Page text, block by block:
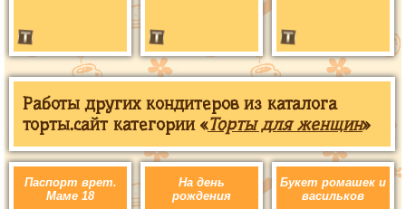
Работы других кондитеров из каталога
торты.сайт категории «Торты для женщин»
Паспорт врет.
Маме 18
На день
рождения
Букет ромашек и
васильков